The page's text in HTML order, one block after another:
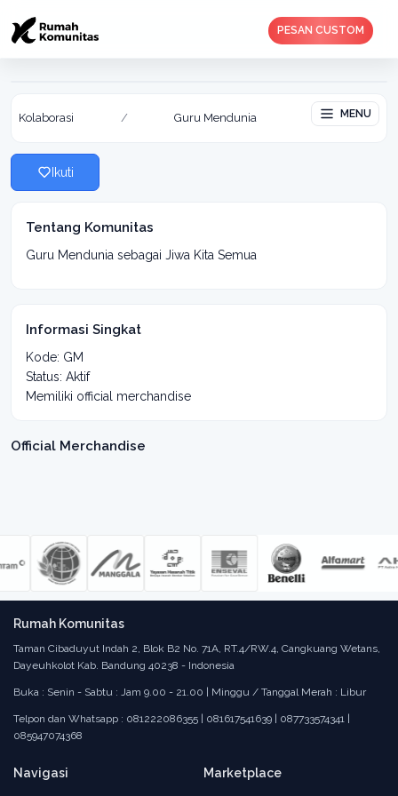
PESAN CUSTOM
Guru Mendunia
Aktif: 19 Dec 2022
Kolaborasi / Guru Mendunia MENU
Ikuti
Tentang Komunitas
Guru Mendunia sebagai Jiwa Kita Semua
Informasi Singkat
Kode: GM
Status: Aktif
Memiliki official merchandise
Official Merchandise
Rumah Komunitas
Taman Cibaduyut Indah 2, Blok B2 No. 71A, RT.4/RW.4, Cangkuang Wetans,
Dayeuhkolot Kab. Bandung 40238 - Indonesia
Buka : Senin - Sabtu : Jam 9.00 - 21.00 | Minggu / Tanggal Merah : Libur
Telpon dan Whatsapp : 081222086355 | 081617541639 | 087733574341 |
085947074368
Navigasi Marketplace